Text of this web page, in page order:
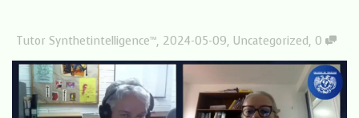
Tutor Synthetintelligence™, 2024-05-09, Uncategorized, 0